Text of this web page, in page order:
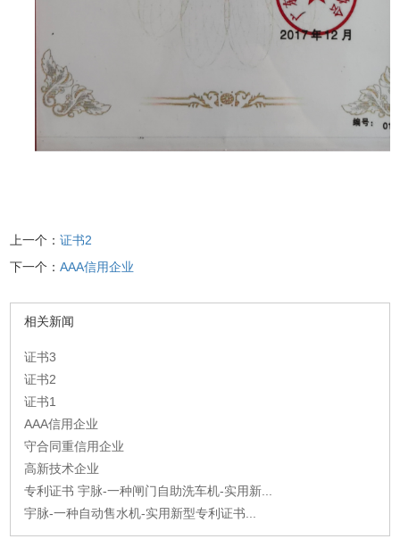
上一个：证书2
下一个：AAA信用企业
相关新闻
证书3
证书2
证书1
AAA信用企业
守合同重信用企业
高新技术企业
专利证书 宇脉-一种闸门自助洗车机-实用新...
宇脉-一种自动售水机-实用新型专利证书...